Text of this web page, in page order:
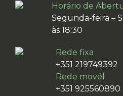
Horário de
Segunda-feira –
às 18:30
Rede fixa
+351 219749392
Rede movél
+351 925560890